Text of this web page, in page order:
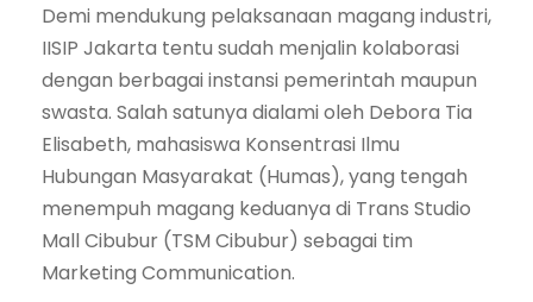
Demi mendukung pelaksanaan magang industri,
IISIP Jakarta tentu sudah menjalin kolaborasi
dengan berbagai instansi pemerintah maupun
swasta. Salah satunya dialami oleh Debora Tia
Elisabeth, mahasiswa Konsentrasi Ilmu
Hubungan Masyarakat (Humas), yang tengah
menempuh magang keduanya di Trans Studio
Mall Cibubur (TSM Cibubur) sebagai tim
Marketing Communication.